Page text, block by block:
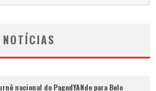
nacional do PagodYANdo para Belo